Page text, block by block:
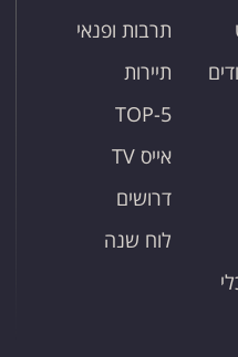
תרבות ופנאי
תיירות
TOP-5
אייס TV
דרושים
לוח שנה